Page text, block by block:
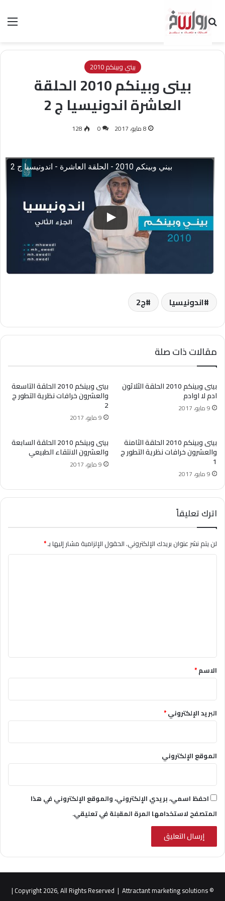
بحث عن
بيني وبينكم 2010
بينى وبينكم 2010 الحلقة
العاشرة اندونيسيا ج 2
8 مايو، 2017 0
128
بيني وبينكم 2010 - الحلقة العاشرة - اندونيسيا ج 2
اندونيسيا ج2
مقالات ذات صلة
بينى وبينكم 2010 الحلقة الثلاثون
ادم لا اوادم
9 مايو، 2017
بينى وبينكم 2010 الحلقة التاسعة
والعشرون خرافات نظرية التطور ج
2
9 مايو، 2017
بينى وبينكم 2010 الحلقة الثامنة
والعشرون خرافات نظرية التطور ج
1
9 مايو، 2017
بينى وبينكم 2010 الحلقة السابعة
والعشرون الانتقاء الطبيعي
9 مايو، 2017
اترك تعليقاً
لن يتم نشر عنوان بريدك الإلكتروني.الحقول الإلزامية مشار إليها بـ*
*الاسم*
البريد الإلكتروني*
الموقع الإلكتروني
احفظ اسمي، بريدي الإلكتروني، والموقع الإلكتروني في هذا
المتصفح لاستخدامها المرة المقبلة في تعليقي.
© Copyright 2026, All Rights Reserved |
Attractant marketing solutions
|